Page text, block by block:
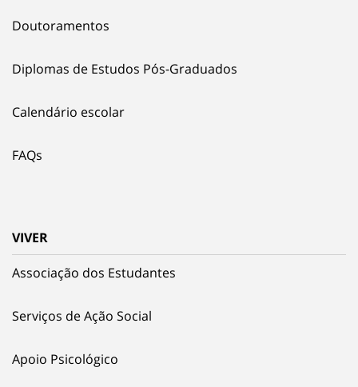
Doutoramentos
Diplomas de Estudos Pós-Graduados
Calendário escolar
FAQs
VIVER
Associação dos Estudantes
Serviços de Ação Social
Apoio Psicológico